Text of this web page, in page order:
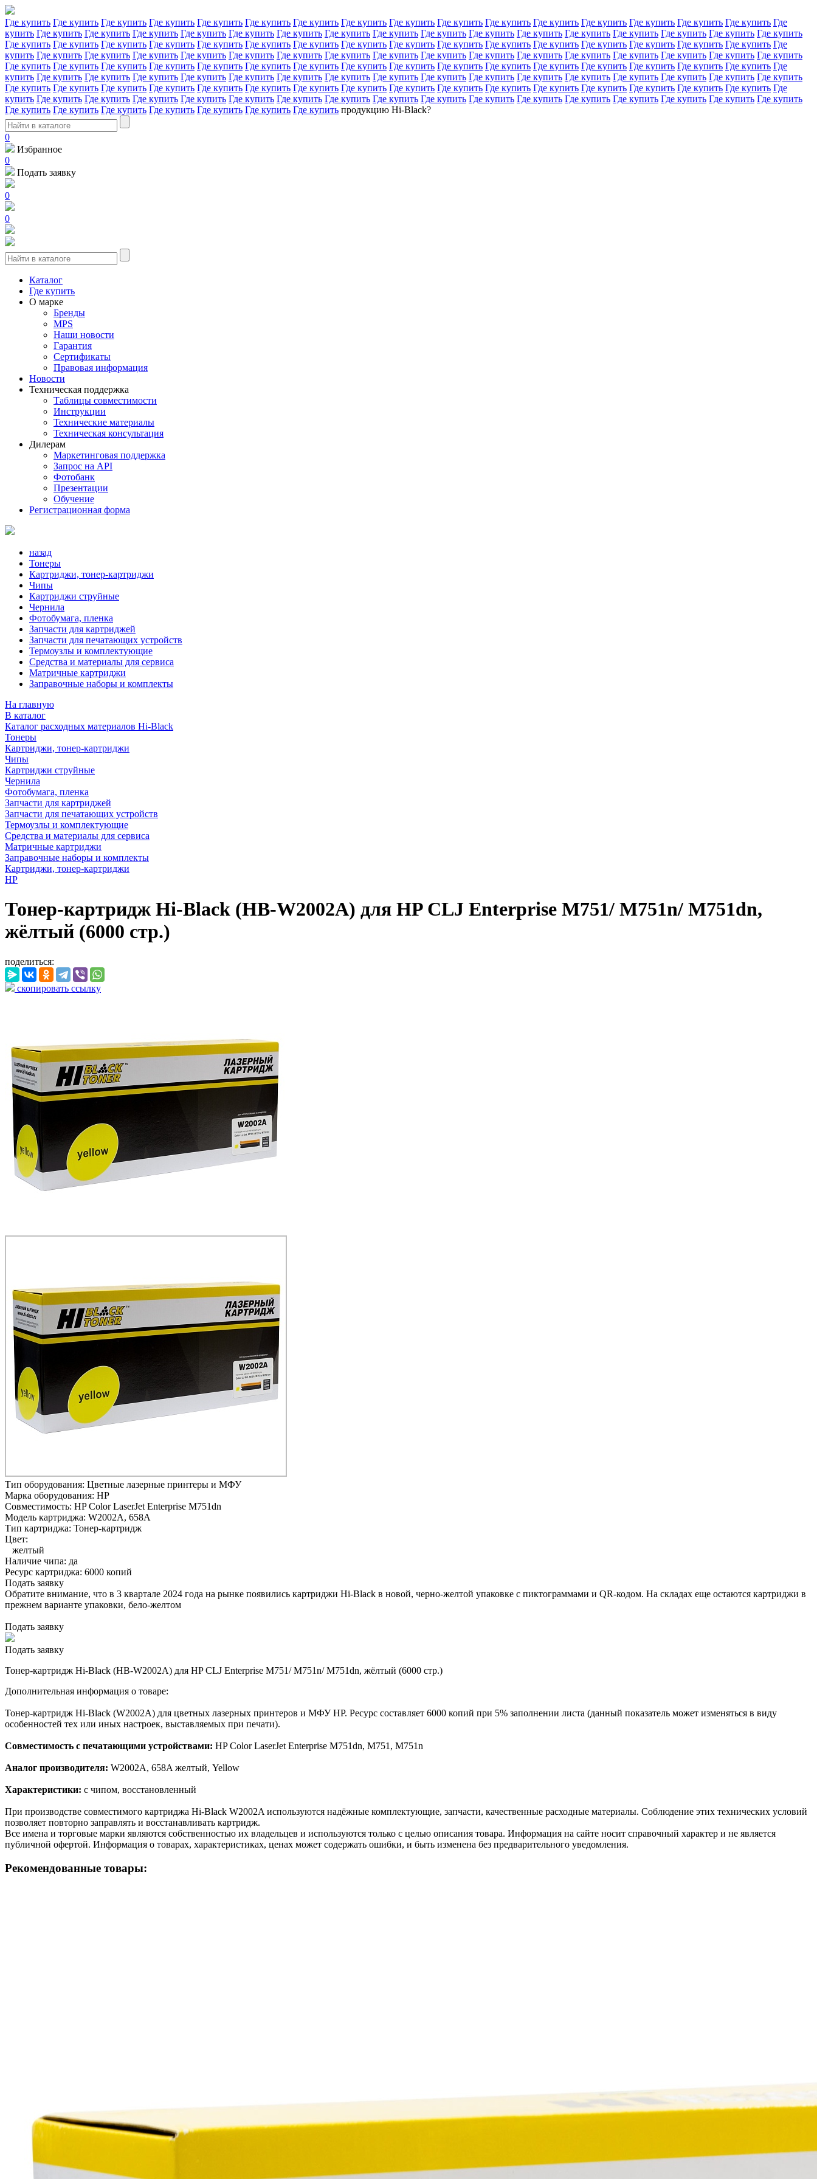
Где купить Где купить Где купить Где купить Где купить Где купить Где купить Где купить Где купить Где купить Где купить Где купить Где купить Где купить Где купить Где купить Где
купить Где купить Где купить Где купить Где купить Где купить Где купить Где купить Где купить Где купить Где купить Где купить Где купить Где купить Где купить Где купить Где купить
Где купить Где купить Где купить Где купить Где купить Где купить Где купить Где купить Где купить Где купить Где купить Где купить Где купить Где купить Где купить Где купить Где
купить Где купить Где купить Где купить Где купить Где купить Где купить Где купить Где купить Где купить Где купить Где купить Где купить Где купить Где купить Где купить Где купить
Где купить Где купить Где купить Где купить Где купить Где купить Где купить Где купить Где купить Где купить Где купить Где купить Где купить Где купить Где купить Где купить Где
купить Где купить Где купить Где купить Где купить Где купить Где купить Где купить Где купить Где купить Где купить Где купить Где купить Где купить Где купить Где купить Где купить
Где купить Где купить Где купить Где купить Где купить Где купить Где купить Где купить Где купить Где купить Где купить Где купить Где купить Где купить Где купить Где купить Где
купить Где купить Где купить Где купить Где купить Где купить Где купить Где купить Где купить Где купить Где купить Где купить Где купить Где купить Где купить Где купить Где купить
Где купить Где купить Где купить Где купить Где купить Где купить Где купить продукцию Hi-Black?
0
Избранное
0
Подать заявку
0
0
Каталог
Где купить
О марке
Бренды
MPS
Наши новости
Гарантия
Сертификаты
Правовая информация
Новости
Техническая поддержка
Таблицы совместимости
Инструкции
Технические материалы
Техническая консультация
Дилерам
Маркетинговая поддержка
Запрос на API
Фотобанк
Презентации
Обучение
Регистрационная форма
назад
Тонеры
Картриджи, тонер-картриджи
Чипы
Картриджи струйные
Чернила
Фотобумага, пленка
Запчасти для картриджей
Запчасти для печатающих устройств
Термоузлы и комплектующие
Средства и материалы для сервиса
Матричные картриджи
Заправочные наборы и комплекты
На главную
В каталог
Каталог расходных материалов Hi-Black
Тонеры
Картриджи, тонер-картриджи
Чипы
Картриджи струйные
Чернила
Фотобумага, пленка
Запчасти для картриджей
Запчасти для печатающих устройств
Термоузлы и комплектующие
Средства и материалы для сервиса
Матричные картриджи
Заправочные наборы и комплекты
Картриджи, тонер-картриджи
HP
Тонер-картридж Hi-Black (HB-W2002A) для HP CLJ Enterprise M751/ M751n/ M751dn,
жёлтый (6000 стр.)
поделиться:
скопировать ссылку
Тип оборудования: Цветные лазерные принтеры и МФУ
Марка оборудования: HP
Совместимость: HP Color LaserJet Enterprise M751dn
Модель картриджа: W2002A, 658A
Тип картриджа: Тонер-картридж
Цвет:
желтый
Наличие чипа: да
Ресурс картриджа: 6000 копий
Подать заявку
Обратите внимание, что в 3 квартале 2024 года на рынке появились картриджи Hi-Black в новой, черно-желтой упаковке с пиктограммами и QR-кодом. На складах еще остаются картриджи в
прежнем варианте упаковки, бело-желтом
Подать заявку
Подать заявку
Тонер-картридж Hi-Black (HB-W2002A) для HP CLJ Enterprise M751/ M751n/ M751dn, жёлтый (6000 стр.)
Дополнительная информация о товаре:
Тонер-картридж Hi-Black (W2002A) для цветных лазерных принтеров и МФУ HP. Ресурс составляет 6000 копий при 5% заполнении листа (данный показатель может изменяться в виду
особенностей тех или иных настроек, выставляемых при печати).
Совместимость с печатающими устройствами: HP Color LaserJet Enterprise M751dn, M751, M751n
Аналог производителя: W2002A, 658A желтый, Yellow
Характеристики: с чипом, восстановленный
При производстве совместимого картриджа Hi-Black W2002A используются надёжные комплектующие, запчасти, качественные расходные материалы. Соблюдение этих технических условий
позволяет повторно заправлять и восстанавливать картридж.
Все имена и торговые марки являются собственностью их владельцев и используются только с целью описания товара. Информация на сайте носит справочный характер и не является
публичной офертой. Информация о товарах, характеристиках, ценах может содержать ошибки, и быть изменена без предварительного уведомления.
Рекомендованные товары: